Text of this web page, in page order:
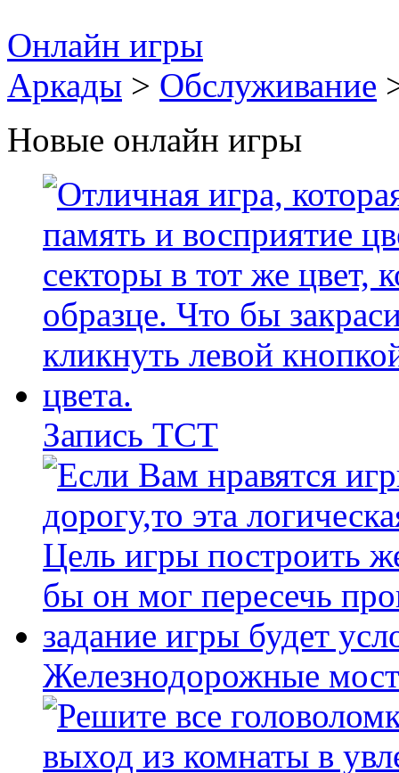
Онлайн игры
Аркады > Обслуживание
Новые онлайн игры
Запись ТСТ
Железнодорожные